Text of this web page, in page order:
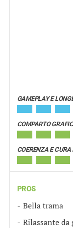
GAMEPLAY E
COMPARTO
COERENZA E
PROS
Bella trama
Rilassante da